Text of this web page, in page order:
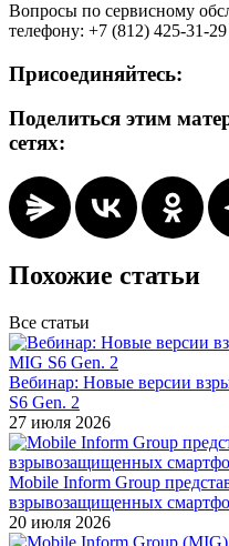
Вопросы по сервисному
телефону: +7 (812) 425-31-29
Присоединяйтесь:
Поделиться этим
сетях:
Похожие статьи
Все статьи
Вебинар: Новые версии
S6 Gen. 2
27 июля 2026
Mobile Inform Group
взрывозащищенных
20 июля 2026